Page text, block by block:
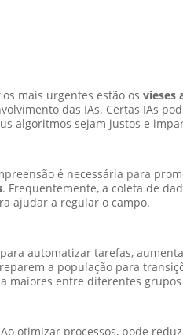
mais urgentes estão osvieses
das IAs. Certas IAs
algoritmos sejam justos e
é necessária para
. Frequentemente, a coleta de
ajudar a regular o campo.
automatizar tarefas,
a população para
maiores entre diferentes grupos
otimizar processos, pode